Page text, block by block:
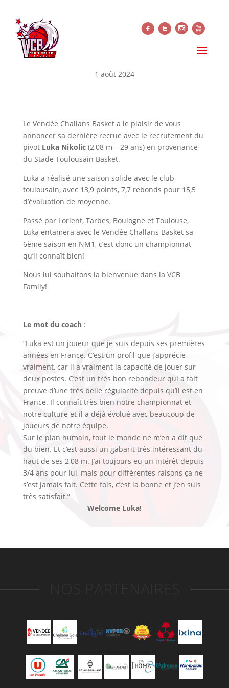
f t i x
LUKA NIKOLIC, DERNIERE
1 août 2024
Le Vendée Challans Basket a le plaisir de vous
annoncer sa dernière recrue avec le recrutement du
pivot Luka Nikolic(2,08 m – 29 ans) en provenance
du Stade Toulousain Basket.
Luka a réalisé une saison solide avec le club
toulousain, avec 13,9 points, 7,7 rebonds pour 15,5
d’évaluation de moyenne.
Passé par Lorient, Tarbes, Boulogne et Toulouse,
Luka entamera avec le Vendée Challans Basket sa
6ème saison en NM1, c’est donc un championnat
qu’il connaît bien!
Nous lui souhaitons la bienvenue dans la VCB
Family!
Le mot du coach:
“Luka est un joueur que je suis depuis ses premières
années en France. C’est un profil que j’apprécie
vraiment, car il a vraiment la capacité de jouer sur
deux postes. C’est un très bon rebondeur qui a fait
preuve d’une très belle régularité depuis qu’il est en
France. Il connaît très bien notre championnat et
notre culture et il a déjà évolué avec beaucoup de
joueurs de notre équipe.
Sur le plan humain, tout le monde ne m’en a dit que
du bien. Et c’est aussi un gabarit très intéressant du
haut de ses 2,08 m. J’ai toujours eu un intérêt depuis
3/4 ans pour lui, mais pour différentes raisons ça ne
s’est jamais fait. Cette fois, c’est la bonne et j’en suis
très satisfait.”
Welcome Luka!